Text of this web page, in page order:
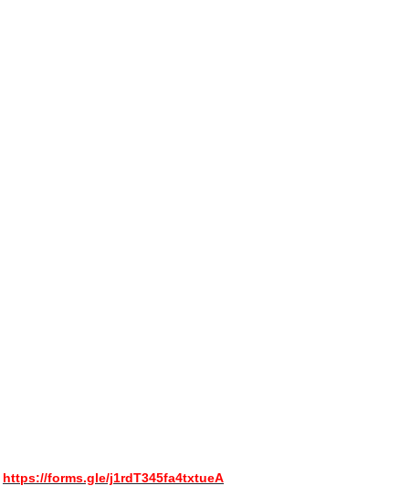
https://forms.gle/j1rdT345fa4txtueA